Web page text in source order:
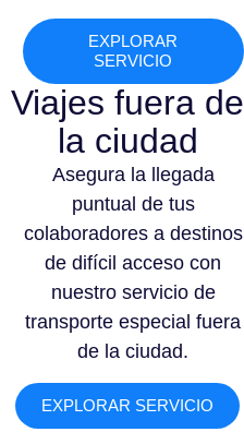
EXPLORAR
SERVICIO
Viajes fuera de
la ciudad
Asegura la llegada
puntual de tus
colaboradores a destinos
de difícil acceso con
nuestro servicio de
transporte especial fuera
de la ciudad.
EXPLORAR SERVICIO